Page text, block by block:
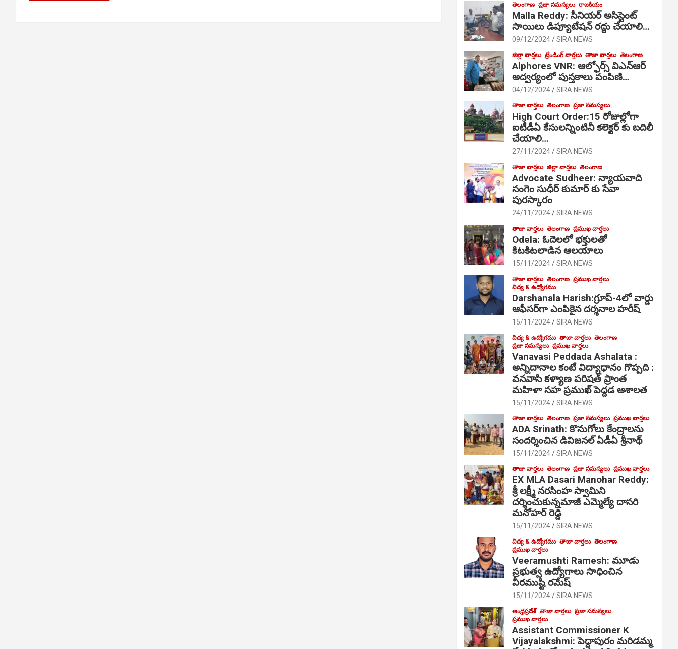
తెలంగాణ ప్రజా సమస్యలు రాజకీయం
Malla Reddy: సీనియర్ అసిస్టెంట్
సాయిలు డిప్యూటేషన్ రద్దు చేయాలి…
09/12/2024 SIRA NEWS
జిల్లా వార్తలు ట్రేండింగ్ వార్తలు తాజా వార్తలు తెలంగాణ
Alphores VNR: ఆల్ఫోర్స్ విఎన్ఆర్
అద్వర్యంలో పుస్తకాలు పంపిణి…
04/12/2024 SIRA NEWS
తాజా వార్తలు తెలంగాణ ప్రజా సమస్యలు
High Court Order:15 రోజుల్లోగా
ఐటీడీఏ కేసులన్నింటినీ కలెక్టర్ కు బదిలీ
చేయాలి…
27/11/2024 SIRA NEWS
తాజా వార్తలు జిల్లా వార్తలు తెలంగాణ
Advocate Sudheer: న్యాయవాది
సంగెం సుధీర్ కుమార్ కు సేవా
పురస్కారం
24/11/2024 SIRA NEWS
తాజా వార్తలు తెలంగాణ ప్రముఖ వార్తలు
Odela: ఓదెల‌లో భక్తులతో
కిటకిటలాడిన ఆల‌యాలు
15/11/2024 SIRA NEWS
తాజా వార్తలు తెలంగాణ ప్రముఖ వార్తలు
విద్య & ఉద్యోగము
Darshanala Harish:గ్రూప్-4లో వార్డు
ఆఫీసర్‌గా ఎంపికైన దర్శనాల హరీష్
15/11/2024 SIRA NEWS
విద్య & ఉద్యోగము తాజా వార్తలు తెలంగాణ
ప్రజా సమస్యలు ప్రముఖ వార్తలు
Vanavasi Peddada Ashalata :
అన్నిదానాల కంటే విద్యాధానం గొప్పది :
వనవాసి కళ్యాణ పరిషత్ ప్రాంత
మహిళా సహ ప్రముఖ్ పెద్దడ ఆశాలత
15/11/2024 SIRA NEWS
తాజా వార్తలు తెలంగాణ ప్రజా సమస్యలు ప్రముఖ వార్తలు
ADA Srinath: కొనుగోలు కేంద్రాల‌ను
సంద‌ర్శించిన డివిజనల్ ఏడీఏ శ్రీనాథ్
15/11/2024 SIRA NEWS
తాజా వార్తలు తెలంగాణ ప్రజా సమస్యలు ప్రముఖ వార్తలు
EX MLA Dasari Manohar Reddy:
శ్రీ లక్ష్మీ నరసింహ స్వామిని
దర్శించుకున్నమాజీ ఎమ్మెల్యే దాసరి
మనోహర్ రెడ్డి
15/11/2024 SIRA NEWS
విద్య & ఉద్యోగము తాజా వార్తలు తెలంగాణ
ప్రముఖ వార్తలు
Veeramushti Ramesh: మూడు
ప్రభుత్వ ఉద్యోగాలు సాధించిన
వీరముష్టి రమేష్
15/11/2024 SIRA NEWS
ఆంధ్రప్రదేశ్ తాజా వార్తలు ప్రజా సమస్యలు
ప్రముఖ వార్తలు
Assistant Commissioner K
Vijayalakshmi: పెద్దాపురం మరిడమ్మ